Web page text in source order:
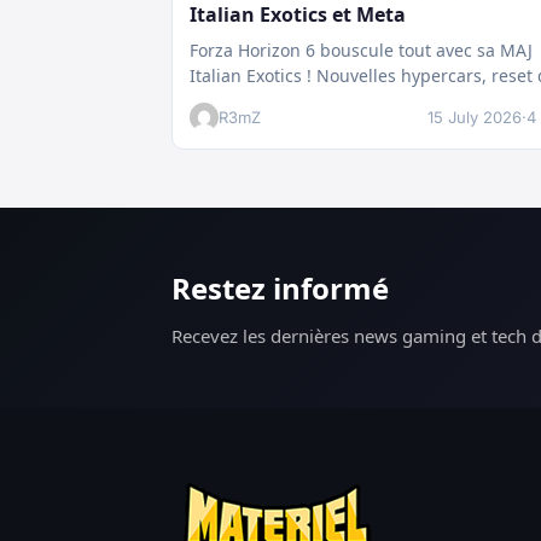
Italian Exotics et Meta
Forza Horizon 6 bouscule tout avec sa MAJ
Italian Exotics ! Nouvelles hypercars, reset
Rivals et économie revue :…
R3mZ 15 July 2026·4
Restez informé
Recevez les dernières news gaming et